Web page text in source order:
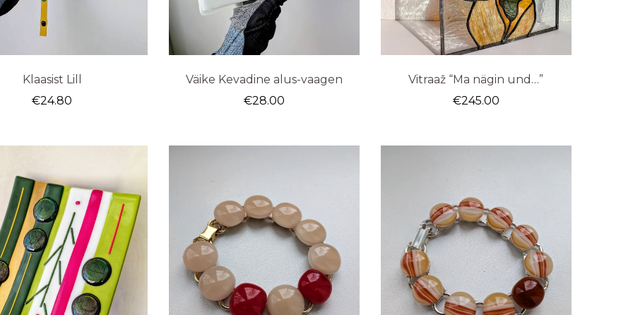
Klaasist Lill
€24.80
Väike Kevadine alus-vaagen
€28.00
Vitraaž “Ma nägin und…”
€245.00